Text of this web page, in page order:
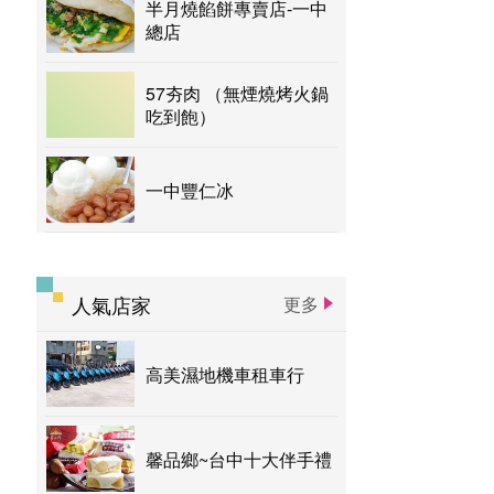
半月燒餡餅專賣店-一中
總店
57夯肉 （無煙燒烤火鍋
吃到飽）
一中豐仁冰
人氣店家 更多
高美濕地機車租車行
馨品鄉~台中十大伴手禮